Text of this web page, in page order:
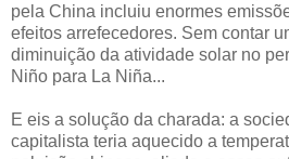
pela China incluiu enormes
efeitos arrefecedores. Sem contar
diminuição da atividade solar no
Niño para La Niña...
E eis a solução da charada: a
capitalista teria aquecido a